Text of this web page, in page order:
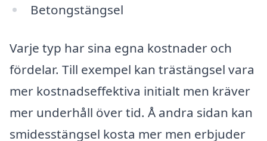
Betongstängsel
Varje typ har sina egna kostnader och
fördelar. Till exempel kan trästängsel vara
mer kostnadseffektiva initialt men kräver
mer underhåll över tid. Å andra sidan kan
smidesstängsel kosta mer men erbjuder